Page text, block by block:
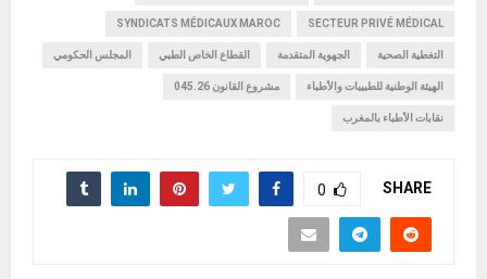
o
o
k
A
p
g
er
t
a
m
d
SECTEUR PRIVÉ MÉDICAL
SYNDICATS MÉDICAUX MAROC
التغطية الصحية الجهوية المتقدمة القطاع الخاص الطبي المجلس الحكومي
الهيئة الوطنية للطبيبات والأطباء مشروع القانون 045.26
نقابات الأطباء بالمغرب
SHARE
0